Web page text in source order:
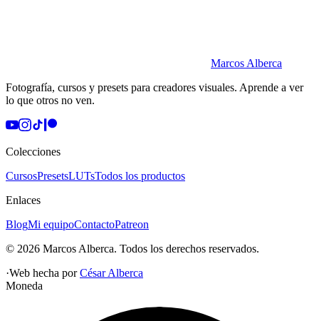
Marcos Alberca
Fotografía, cursos y presets para creadores visuales. Aprende a ver
lo que otros no ven.
Colecciones
CursosPresetsLUTsTodos los productos
Enlaces
BlogMi equipoContactoPatreon
© 2026 Marcos Alberca. Todos los derechos reservados.
·Web hecha por César Alberca
Moneda